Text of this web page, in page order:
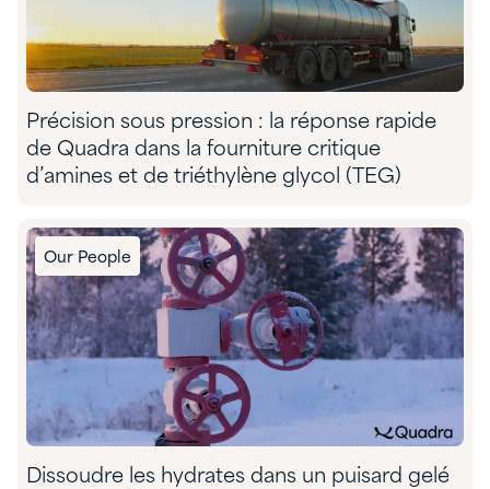
Précision sous pression : la réponse rapide
de Quadra dans la fourniture critique
d’amines et de triéthylène glycol (TEG)
Our People
Dissoudre les hydrates dans un puisard gelé